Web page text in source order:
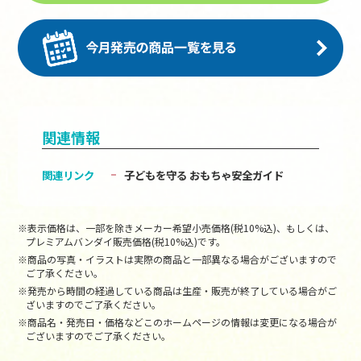
関連情報
関連リンク 子どもを守る おもちゃ安全ガイド
※表示価格は、一部を除きメーカー希望小売価格(税10%込)、もしくは、
プレミアムバンダイ販売価格(税10%込)です。
※商品の写真・イラストは実際の商品と一部異なる場合がございますので
ご了承ください。
※発売から時間の経過している商品は生産・販売が終了している場合がご
ざいますのでご了承ください。
※商品名・発売日・価格などこのホームページの情報は変更になる場合が
ございますのでご了承ください。